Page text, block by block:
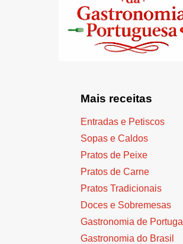
Mais receitas
Entradas e Petiscos
Sopas e Caldos
Pratos de Peixe
Pratos de Carne
Pratos Tradicionais
Doces e Sobremesas
Gastronomia de Portugal
Gastronomia do Brasil